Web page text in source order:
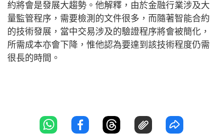
約將會是發展大趨勢。他解釋，由於金融行業涉及大
量監管程序，需要檢測的文件很多，而隨著智能合約
的技術發展，當中交易涉及的驗證程序將會被簡化，
所需成本亦會下降，惟他認為要達到該技術程度仍需
很長的時間。